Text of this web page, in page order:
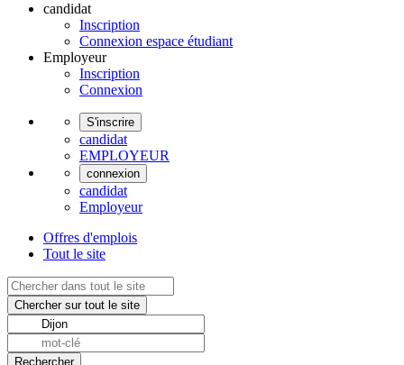
candidat
Inscription
Connexion espace étudiant
Employeur
Inscription
Connexion
S'inscrire
candidat
EMPLOYEUR
connexion
candidat
Employeur
Offres d'emplois
Tout le site